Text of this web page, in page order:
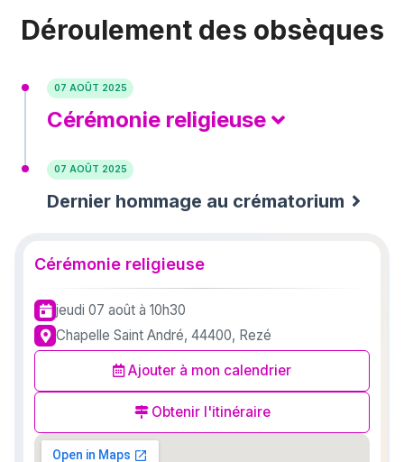
Déroulement des obsèques
07 AOÛT 2025
Cérémonie religieuse
07 AOÛT 2025
Dernier hommage au crématorium
Cérémonie religieuse
jeudi 07 août à 10h30
Chapelle Saint André, 44400, Rezé
Ajouter à mon calendrier
Obtenir l'itinéraire